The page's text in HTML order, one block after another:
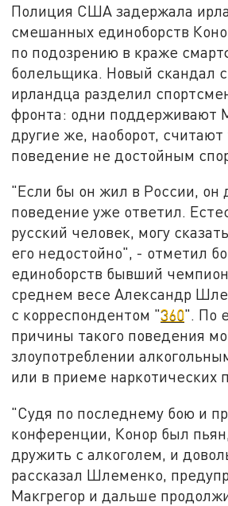
Полиция США задержала
смешанных единоборств
по подозрению в краже
болельщика. Новый скандал
ирландца разделил
фронта: одни поддерживают
другие же, наоборот, считают
поведение не достойным
"Если бы он жил в России, он
поведение уже ответил.
русский человек, могу
его недостойно", - отметил
единоборств бывший
среднем весе Александр
с корреспондентом "360". По
причины такого поведения
злоупотреблении
или в приеме наркотических
"Судя по последнему бою и
конференции, Конор был
дружить с алкоголем, и
рассказал Шлеменко,
Макгрегор и дальше